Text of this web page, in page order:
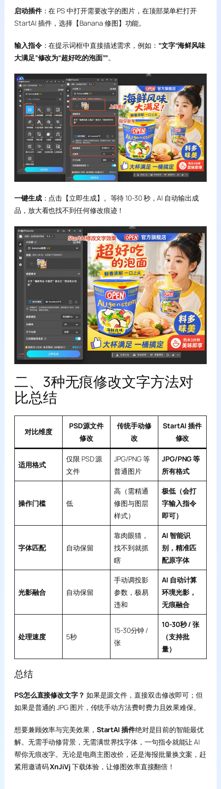
启动插件：在 PS 中打开需要改字的图片，在顶部菜单栏打开
StartAI 插件，选择【Banana 修图】功能。
输入指令：在提示词框中直接描述需求，例如： “文字“海鲜风味
大满足”修改为“超好吃的泡面””。
一键生成：点击【立即生成】。等待 10-30 秒，AI 自动输出成
品，放大看也找不到任何修改痕迹！
二、3种无痕修改文字方法对
比总结
对比维度
PSD源文件
修改
传统手动修
改
StartAI 插件
修改
适用格式
仅限 PSD 源
文件
JPG/PNG 等
普通图片
JPG/PNG 等
所有格式
操作门槛 低
高（需精通
修图与图层
样式）
极低（会打
字输入指令
即可）
字体匹配 自动保留
靠肉眼猜，
找不到就抓
瞎
AI 智能识
别，精准匹
配原字体
光影融合 自动保留
手动调投影
参数，极易
违和
AI 自动计算
环境光影，
无痕融合
处理速度 5秒
15-30分钟 /
张
10-30秒 / 张
（支持批
量）
总结
PS怎么直接修改文字？ 如果是源文件，直接双击修改即可；但
如果是普通的 JPG 图片，传统手动方法费时费力且效果难保。
想要兼顾效率与完美效果， StartAI 插件绝对是目前的智能最优
解。无需手动修背景，无需满世界找字体，一句指令就能让 AI
帮你无痕改字。无论是电商主图改价，还是海报批量换文案，赶
紧用邀请码XnJiVj 下载体验，让修图效率直接翻倍！